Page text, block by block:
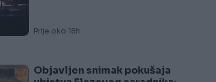
Prije oko 18h
Objavljen snimak pokušaja